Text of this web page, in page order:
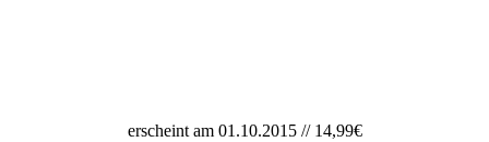
erscheint am 01.10.2015 // 14,99€